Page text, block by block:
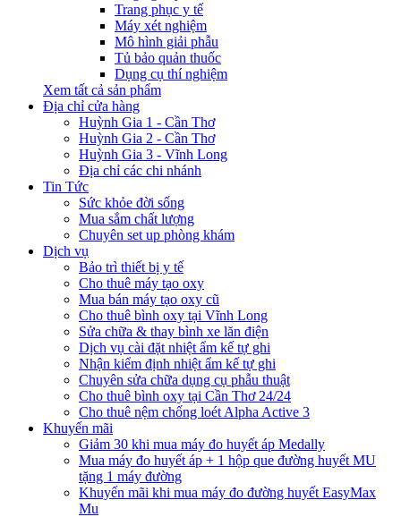
Trang phục y tế
Máy xét nghiệm
Mô hình giải phẫu
Tủ bảo quản thuốc
Dụng cụ thí nghiệm
Xem tất cả sản phẩm
Địa chỉ cửa hàng
Huỳnh Gia 1 - Cần Thơ
Huỳnh Gia 2 - Cần Thơ
Huỳnh Gia 3 - Vĩnh Long
Địa chỉ các chi nhánh
Tin Tức
Sức khỏe đời sống
Mua sắm chất lượng
Chuyên set up phòng khám
Dịch vụ
Bảo trì thiết bị y tế
Cho thuê máy tạo oxy
Mua bán máy tạo oxy cũ
Cho thuê bình oxy tại Vĩnh Long
Sửa chữa & thay bình xe lăn điện
Dịch vụ cài đặt nhiệt ẩm kế tự ghi
Nhận kiểm định nhiệt ẩm kế tự ghi
Chuyên sửa chữa dụng cụ phẫu thuật
Cho thuê bình oxy tại Cần Thơ 24/24
Cho thuê nệm chống loét Alpha Active 3
Khuyến mãi
Giảm 30 khi mua máy đo huyết áp Medally
Mua máy đo huyết áp + 1 hộp que đường huyết MU
tặng 1 máy đường
Khuyến mãi khi mua máy đo đường huyết EasyMax
Mu